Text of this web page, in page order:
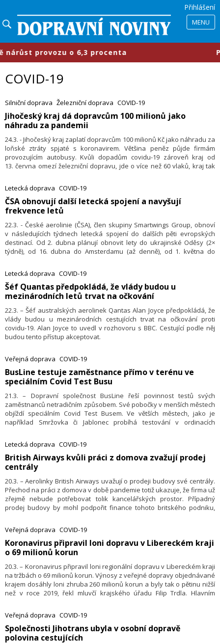
Přihlášení
MENU
provozu o 6,3 procenta
COVID-19
Silniční doprava Železniční doprava COVID-19
Jihočeský kraj dá dopravcům 100 milionů jako
náhradu za pandemii
24.3. - Jihočeský kraj zaplatí dopravcům 100 milionů Kč jako náhradu za
loňské ztráty spjaté s koronavirem. Většina peněz půjde firmám
provozujícím autobusy. Kvůli dopadům covidu-19 zároveň kraj od
13. června omezí železniční dopravu, jde o více než 60 vlaků, kraj tak
Informace včera potvrdili Hana Brožková z kanceláře hejtmana a
Martin Stach ze společnosti Jikord, která je jihočeský koordinátor
dopravy.
Letecká doprava COVID-19
ČSA obnovují další letecká spojení a navyšují
frekvence letů
22.3. - České aerolinie (ČSA), člen skupiny Smartwings Group, obnoví
v následujících týdnech letecká spojení do dalších pěti evropských
destinací. Od 2. dubna plánují obnovit lety do ukrajinské Oděsy (2×
týdně), od 16. dubna do Amsterdamu (až denně), od 1. května do
(1× týdně). V současné době ČSA provozují pravidelné linky do Paříže
(denně), Stockholmu (3× týdně), Kyjeva (denně) a Moskvy (3× týdně),
přičemž počet letů do těchto destinací bude během jarních měsíců
rovněž navýšen.
Letecká doprava COVID-19
​Šéf Quantas předpokládá, že vlády budou u
mezinárodních letů trvat na očkování
22.3. – Šéf australských aerolinek Qantas Alan Joyce předpokládá, že
vlády budou u mezinárodních cestujících trvat na očkování proti
covidu-19. Alan Joyce to uvedl v rozhovoru s BBC. Cestující podle něj
budou tento přístup akceptovat.
Veřejná doprava COVID-19
​BusLine testuje zaměstnance přímo v terénu ve
speciálním Covid Test Busu
21.3. – Dopravní společnost BusLine řeší povinnost testů svých
zaměstnanců netradičním způsobem. Své pobočky v menších městech
objíždí speciálním Covid Test Busem. Ve větších městech, jako je
například Smržovka či Jablonec probíhá testování v ordinacích
nastoupit mobilní řešení, které společnost tento týden předvedla
v Liberci.
Letecká doprava COVID-19
​British Airways kvůli práci z domova zvažují prodej
centrály
20.3. – Aerolinky British Airways uvažují o prodeji budovy své centrály.
Přechod na práci z domova v době pandemie totiž ukazuje, že firma už
zřejmě nebude potřebovat tolik kancelářských prostor. Případný
prodej budovy by mohl podpořit finance tohoto britského podniku,
Budova byla dokončena v roce 1998 a vyšla aerolinky na 200 milionů
liber (6,1 miliardy Kč).
Veřejná doprava COVID-19
​Koronavirus připravil loni dopravu v Libereckém kraji
o 69 milionů korun
20.3. – Koronavirus připravil loni regionální dopravu v Libereckém kraji
na tržbách o 69 milionů korun. Výnosy z veřejné dopravy objednávané
krajem dosáhly loni zhruba 260 milionů korun a byly tak o pětinu nižší
než v roce 2019, řekl mluvčí krajského úřadu Filip Trdla. Hlavním
zrušení jízdného loni na jaře, omezení spojů zejména v souvislosti
s přerušením výuky ve školách a také úbytek cestujících.
Veřejná doprava COVID-19
​Společnosti Jihotrans ubyla v osobní dopravě
polovina cestujících